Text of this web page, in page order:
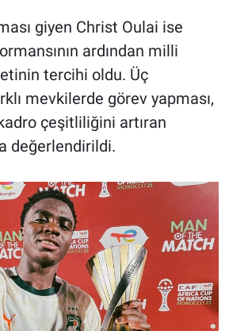
giyen Christ Oulai ise
ardından milli
tercihi oldu. Üç
mevkilerde görev yapması,
çeşitliliğini artıran
değerlendirildi.